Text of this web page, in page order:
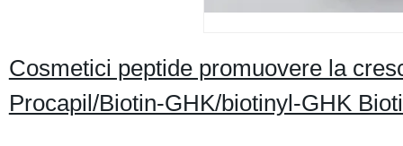
Cosmetici peptide promuovere la
Procapil/Biotin-GHK/biotinyl-GHK